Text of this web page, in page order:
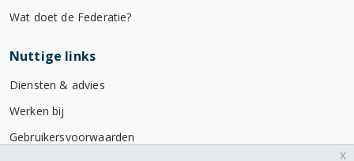
Wat doet de Federatie?
Nuttige links
Diensten & advies
Werken bij
Gebruikersvoorwaarden
x